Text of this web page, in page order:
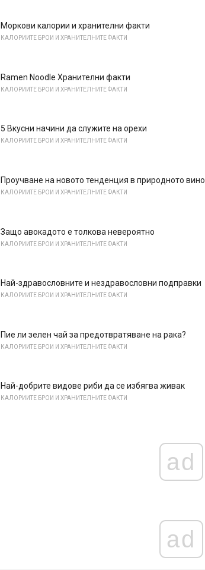
Моркови калории и хранителни факти
КАЛОРИИТЕ БРОИ И ХРАНИТЕЛНИТЕ ФАКТИ
Ramen Noodle Хранителни факти
КАЛОРИИТЕ БРОИ И ХРАНИТЕЛНИТЕ ФАКТИ
5 Вкусни начини да служите на орехи
КАЛОРИИТЕ БРОИ И ХРАНИТЕЛНИТЕ ФАКТИ
Проучване на новото тенденция в природното вино
КАЛОРИИТЕ БРОИ И ХРАНИТЕЛНИТЕ ФАКТИ
Защо авокадото е толкова невероятно
КАЛОРИИТЕ БРОИ И ХРАНИТЕЛНИТЕ ФАКТИ
Най-здравословните и нездравословни подправки
КАЛОРИИТЕ БРОИ И ХРАНИТЕЛНИТЕ ФАКТИ
Пие ли зелен чай за предотвратяване на рака?
КАЛОРИИТЕ БРОИ И ХРАНИТЕЛНИТЕ ФАКТИ
Най-добрите видове риби да се избягва живак
КАЛОРИИТЕ БРОИ И ХРАНИТЕЛНИТЕ ФАКТИ
ad
ad